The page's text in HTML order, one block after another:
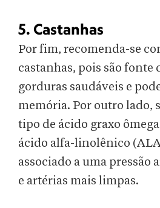
5. Castanhas
Por fim, recomenda-se
castanhas, pois são fonte
gorduras saudáveis ​​e
memória. Por outro lado,
tipo de ácido graxo
ácido alfa-linolênico
associado a uma pressão
e artérias mais limpas.